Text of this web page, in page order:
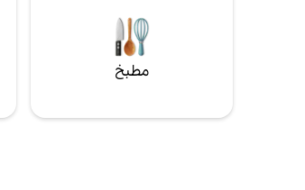
مع منطقة جلوس/ صالة في فناء مغطى. راجع
التفاصيل لمزيد من المعلومات.
مطبخ